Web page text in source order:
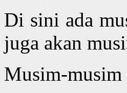
Di sini ada
juga akan
Musim-musim